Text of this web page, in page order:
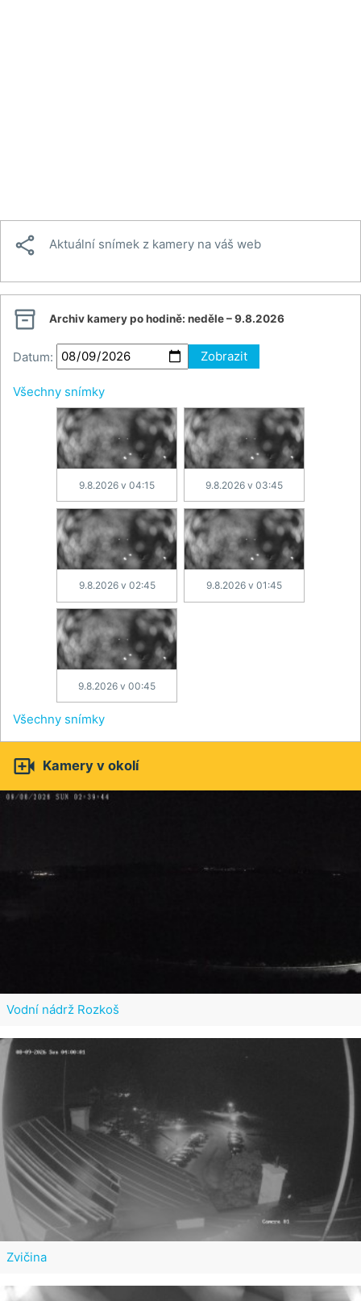
 Aktuální snímek z kamery na váš web
 Archiv kamery po hodině: neděle – 9.8.2026
Datum: Zobrazit
Všechny snímky
9.8.2026 v 04:15 9.8.2026 v 03:45
9.8.2026 v 02:45 9.8.2026 v 01:45
9.8.2026 v 00:45
Všechny snímky
 Kamery v okolí
Vodní nádrž Rozkoš
Zvičina